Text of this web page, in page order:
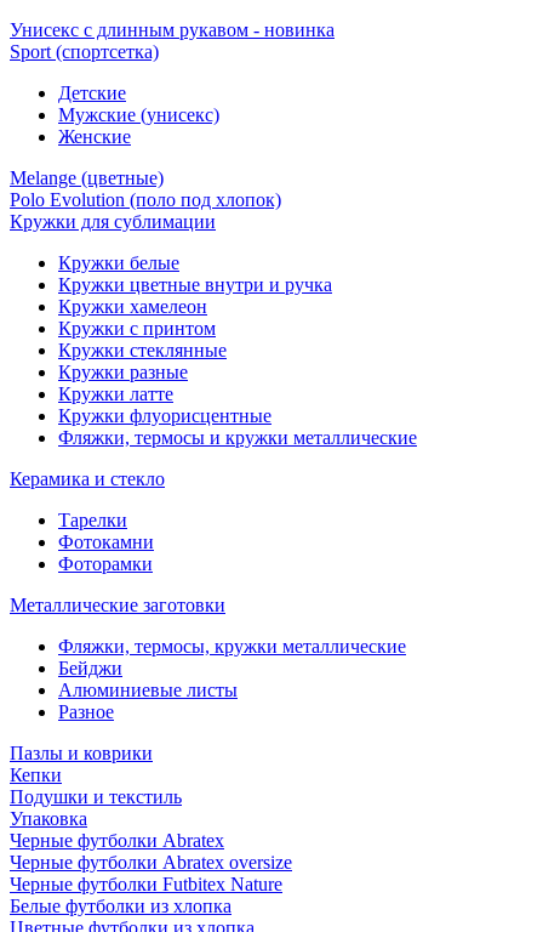
Унисекс с длинным рукавом - новинка
Sport (спортсетка)
Детские
Мужские (унисекс)
Женские
Melange (цветные)
Polo Evolution (поло под хлопок)
Кружки для сублимации
Кружки белые
Кружки цветные внутри и ручка
Кружки хамелеон
Кружки c принтом
Кружки стеклянные
Кружки разные
Кружки латте
Кружки флуорисцентные
Фляжки, термосы и кружки металлические
Керамика и стекло
Тарелки
Фотокамни
Фоторамки
Металлические заготовки
Фляжки, термосы, кружки металлические
Бейджи
Алюминиевые листы
Разное
Пазлы и коврики
Кепки
Подушки и текстиль
Упаковка
Черные футболки Abratex
Черные футболки Abratex oversize
Черные футболки Futbitex Nature
Белые футболки из хлопка
Цветные футболки из хлопка